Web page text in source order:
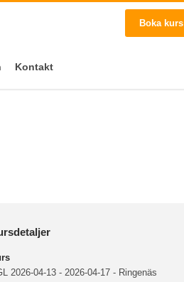
Kontakt
Boka kurs
2026-04-13 - 2026-04-17 - Ringenäs